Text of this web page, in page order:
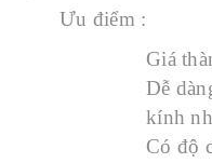
Ưu điểm :
Giá
Dễ
kính
Có độ